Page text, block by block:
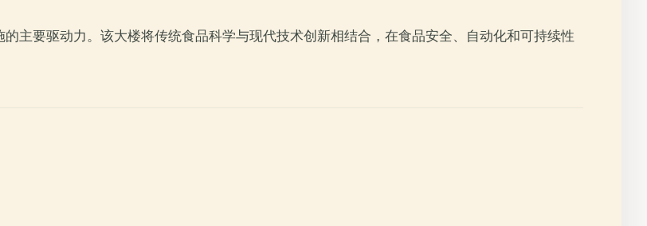
主要驱动力。该大楼将传统食品科学与现代技术创新相结合，在食品安全、自动化和可持续性